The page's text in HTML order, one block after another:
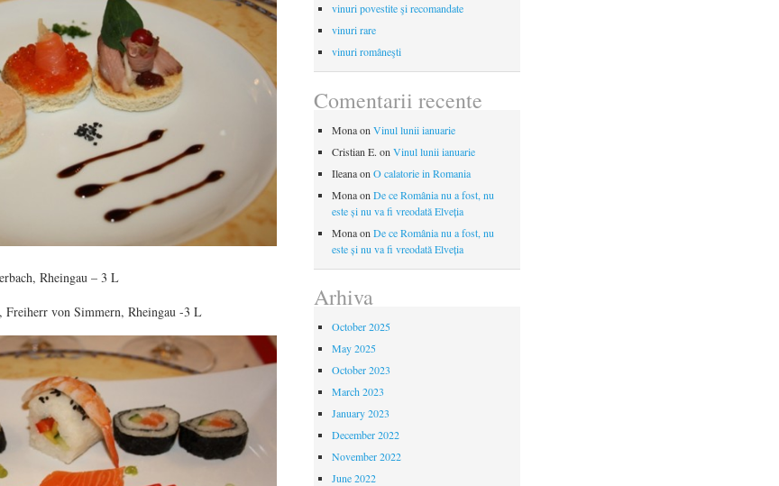
Rheingau – 3 L
Freiherr von Simmern, Rheingau -3 L
vinuri povestite şi recomandate
vinuri rare
vinuri româneşti
Comentarii recente
Monaon Vinul lunii ianuarie
Cristian E. on Vinul lunii ianuarie
Ileanaon O calatorie in Romania
Monaon De ce România nu a fost, nu
este și nu va fi vreodată Elveția
Monaon De ce România nu a fost, nu
este și nu va fi vreodată Elveția
Arhiva
October 2025
May 2025
October 2023
March 2023
January 2023
December 2022
November 2022
June 2022